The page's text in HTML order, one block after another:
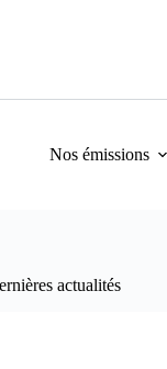
Nos émissions
actualités